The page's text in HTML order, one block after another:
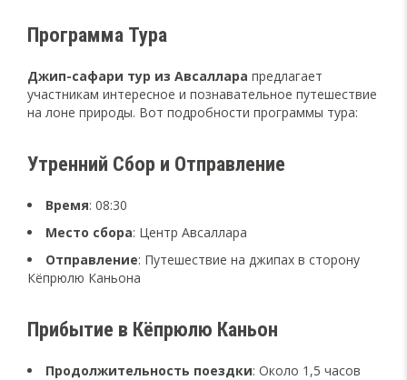
Программа Тура
Джип-сафари тур из Авсаллара предлагает
участникам интересное и познавательное путешествие
на лоне природы. Вот подробности программы тура:
Утренний Сбор и Отправление
Время: 08:30
Место сбора: Центр Авсаллара
Отправление: Путешествие на джипах в сторону
Кёпрюлю Каньона
Прибытие в Кёпрюлю Каньон
Продолжительность поездки: Около 1,5 часов